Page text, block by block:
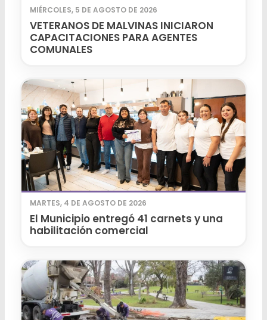
MIÉRCOLES, 5 DE AGOSTO DE 2026
VETERANOS DE MALVINAS INICIARON
CAPACITACIONES PARA AGENTES
COMUNALES
MARTES, 4 DE AGOSTO DE 2026
El Municipio entregó 41 carnets y una
habilitación comercial